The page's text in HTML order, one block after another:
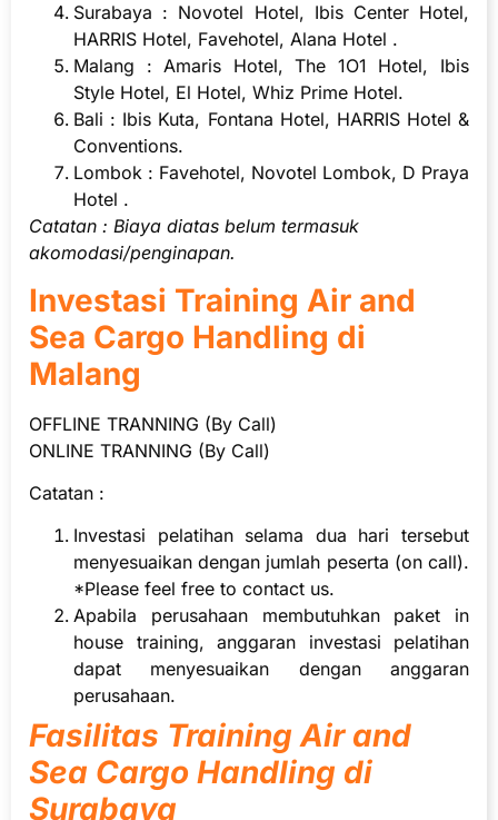
Surabaya : Novotel Hotel, Ibis Center Hotel,
HARRIS Hotel, Favehotel, Alana Hotel .
Malang : Amaris Hotel, The 1O1 Hotel, Ibis
Style Hotel, El Hotel, Whiz Prime Hotel.
Bali : Ibis Kuta, Fontana Hotel, HARRIS Hotel &
Conventions.
Lombok : Favehotel, Novotel Lombok, D Praya
Hotel .
Catatan : Biaya diatas belum termasuk
akomodasi/penginapan.
Investasi Training Air and
Sea Cargo Handling di
Malang
OFFLINE TRANNING (By Call)
ONLINE TRANNING (By Call)
Catatan :
Investasi pelatihan selama dua hari tersebut
menyesuaikan dengan jumlah peserta (on call).
*Please feel free to contact us.
Apabila perusahaan membutuhkan paket in
house training, anggaran investasi pelatihan
dapat menyesuaikan dengan anggaran
perusahaan.
Fasilitas Training Air and
Sea Cargo Handling di
Surabaya